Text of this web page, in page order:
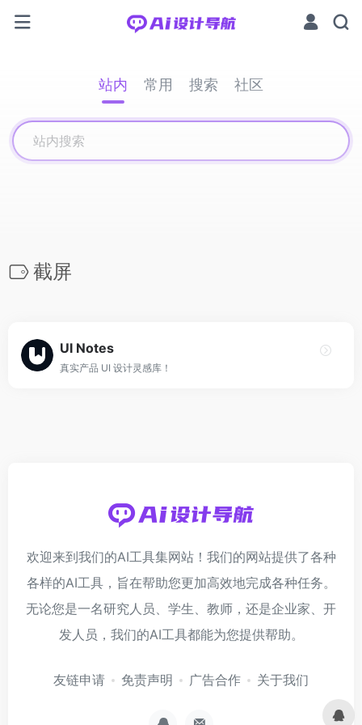
站内 常用 搜索 社区
截屏
UI Notes
真实产品 UI 设计灵感库！
欢迎来到我们的AI工具集网站！我们的网站提供了各种
各样的AI工具，旨在帮助您更加高效地完成各种任务。
无论您是一名研究人员、学生、教师，还是企业家、开
发人员，我们的AI工具都能为您提供帮助。
友链申请 免责声明 广告合作 关于我们